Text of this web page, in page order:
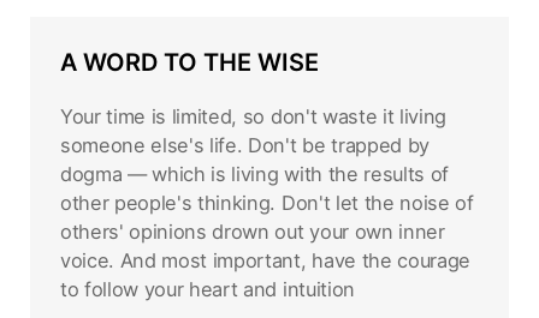
A WORD TO THE WISE
Your time is limited, so don't waste it living
someone else's life. Don't be trapped by
dogma — which is living with the results of
other people's thinking. Don't let the noise of
others' opinions drown out your own inner
voice. And most important, have the courage
to follow your heart and intuition